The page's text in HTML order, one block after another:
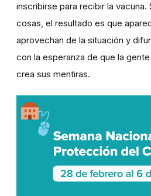
inscribirse para recibir la vacuna.
cosas, el resultado es que
aprovechan de la situación y
con la esperanza de que la
crea sus mentiras.